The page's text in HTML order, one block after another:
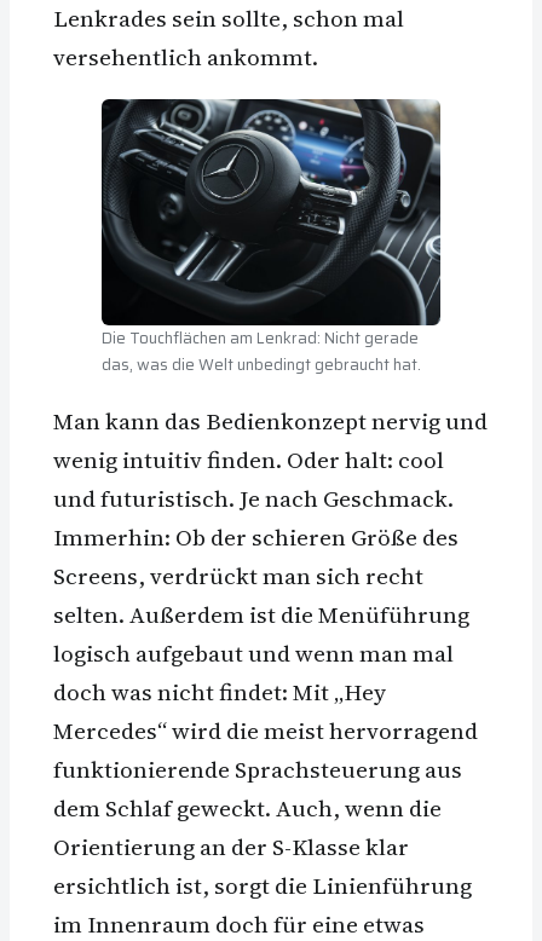
Lenkrades sein sollte, schon mal
versehentlich ankommt.
Die Touchflächen am Lenkrad: Nicht gerade
das, was die Welt unbedingt gebraucht hat.
Man kann das Bedienkonzept nervig und
wenig intuitiv finden. Oder halt: cool
und futuristisch. Je nach Geschmack.
Immerhin: Ob der schieren Größe des
Screens, verdrückt man sich recht
selten. Außerdem ist die Menüführung
logisch aufgebaut und wenn man mal
doch was nicht findet: Mit „Hey
Mercedes“ wird die meist hervorragend
funktionierende Sprachsteuerung aus
dem Schlaf geweckt. Auch, wenn die
Orientierung an der S-Klasse klar
ersichtlich ist, sorgt die Linienführung
im Innenraum doch für eine etwas